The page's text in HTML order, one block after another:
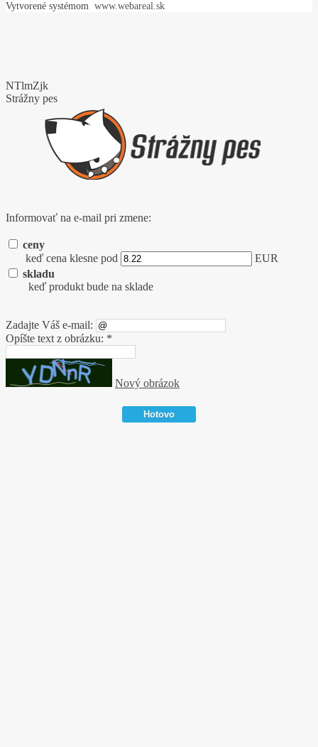
Vytvorené systémom www.webareal.sk
NTlmZjk
Strážny pes
Informovať na e-mail pri zmene:
ceny
keď cena klesne pod
EUR
skladu
keď produkt bude na sklade
Zadajte Váš e-mail:
Opíšte text z obrázku: *
Nový obrázok